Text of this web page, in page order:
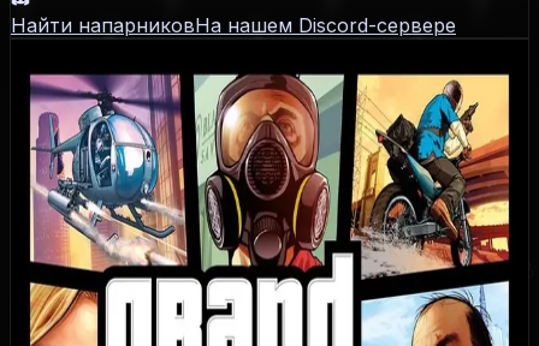
Найти напарниковНа нашем Discord-сервере
Grand Theft Auto V
Даты выхода
PS3:17.09.2013,Xbox 360:17.09.2013,Xbox One:
17.11.2014,PS4:18.11.2014 , PC: 14.04.2015,PS5:
15.03.2022,Xbox Series: 15.03.2022
Достижения / Трофеи